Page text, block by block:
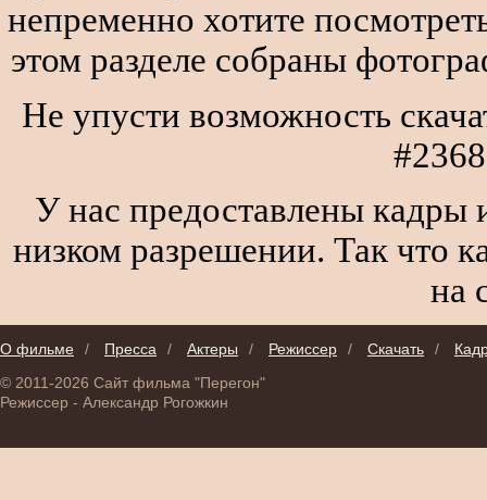
непременно хотите
этом разделе собраны
Не упусти возможность
У нас предоставлены кадры
низком разрешении. Так что
на
О фильме / Пресса / Актеры / Режиссер / Скачать /
© 2011-2026 Сайт фильма "Перегон"
Режиссер - Александр Рогожкин